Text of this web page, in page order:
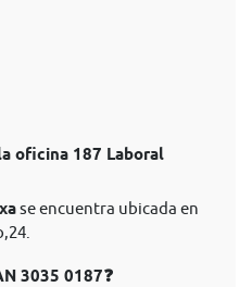
oficina 187 Laboral
se encuentra ubicada en
3035 0187❓